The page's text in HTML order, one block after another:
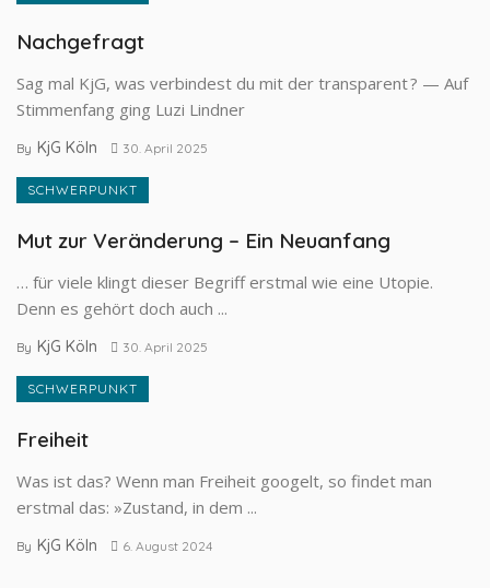
Nachgefragt
Sag mal KjG, was verbindest du mit der transparent ? — Auf
Stimmenfang ging Luzi Lindner
By KjG Köln 30. April 2025
SCHWERPUNKT
Mut zur Veränderung – Ein Neuanfang
… für viele klingt dieser Begriff erstmal wie eine Utopie.
Denn es gehört doch auch ...
By KjG Köln 30. April 2025
SCHWERPUNKT
Freiheit
Was ist das? Wenn man Freiheit googelt, so findet man
erstmal das: »Zustand, in dem ...
By KjG Köln 6. August 2024